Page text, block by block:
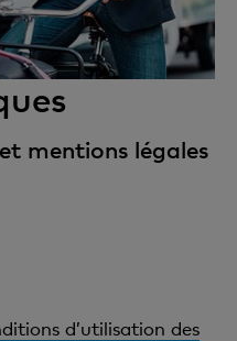
mentions légales
d’utilisation des